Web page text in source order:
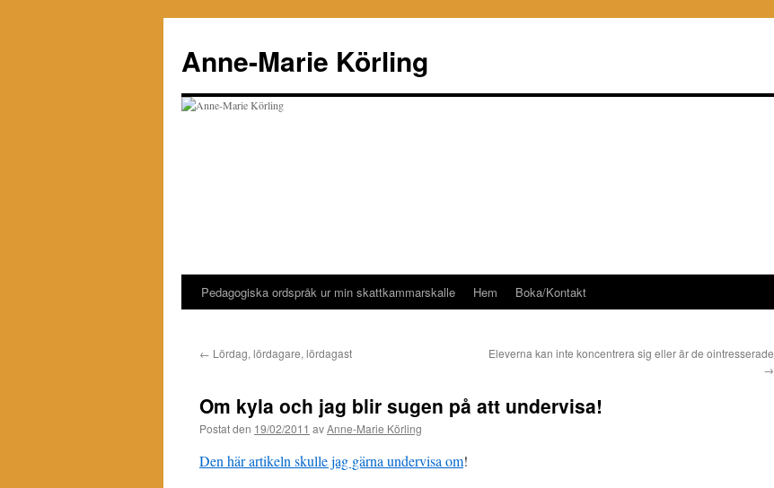
innehåll
Anne-Marie Körling
Pedagogiska ordspråk ur min skattkammarskalle Hem Boka/Kontakt
← Lördag, lördagare, lördagast
Eleverna kan inte koncentrera sig eller är de ointresserade
→
Om kyla och jag blir sugen på att undervisa!
Postat den 19/02/2011 avAnne-Marie Körling
Den här artikeln skulle jag gärna undervisa om!